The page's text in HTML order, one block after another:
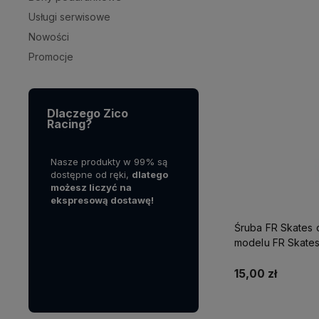
Usługi serwisowe
Nowości
Promocje
Dlaczego Zico
Racing?
Nasze produkty w 99% są
dostępne od ręki, dlatego
możesz liczyć na
ekspresową dostawę!
Śruba FR
modelu FR
15,00 zł